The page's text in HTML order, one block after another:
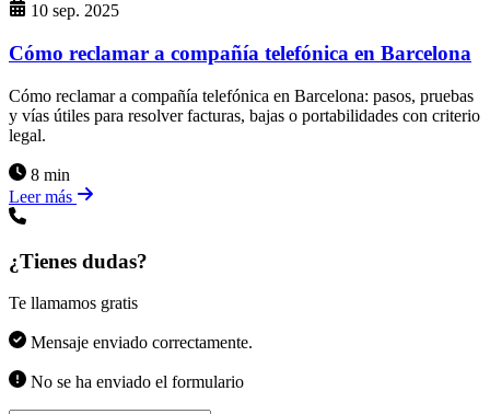
10 sep. 2025
Cómo reclamar a compañía telefónica en Barcelona
Cómo reclamar a compañía telefónica en Barcelona: pasos, pruebas
y vías útiles para resolver facturas, bajas o portabilidades con criterio
legal.
8 min
Leer más
¿Tienes dudas?
Te llamamos gratis
Mensaje enviado correctamente.
No se ha enviado el formulario